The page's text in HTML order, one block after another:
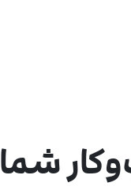
شما